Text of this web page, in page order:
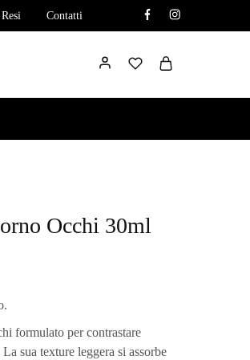
Contatti
Occhi 30ml
formulato per contrastare
sua texture leggera si assorbe